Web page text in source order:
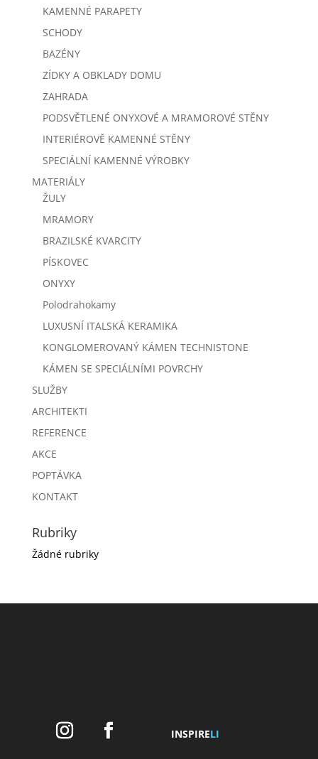
KAMENNÉ PARAPETY
SCHODY
BAZÉNY
ZÍDKY A OBKLADY DOMU
ZAHRADA
PODSVĚTLENÉ ONYXOVÉ A MRAMOROVÉ STĚNY
INTERIÉROVĚ KAMENNÉ STĚNY
SPECIÁLNÍ KAMENNÉ VÝROBKY
MATERIÁLY
ŽULY
MRAMORY
BRAZILSKÉ KVARCITY
PÍSKOVEC
ONYXY
Polodrahokamy
LUXUSNÍ ITALSKÁ KERAMIKA
KONGLOMEROVANÝ KÁMEN TECHNISTONE
KÁMEN SE SPECIÁLNÍMI POVRCHY
SLUŽBY
ARCHITEKTI
REFERENCE
AKCE
POPTÁVKA
KONTAKT
Rubriky
Žádné rubriky
INSPIRELI